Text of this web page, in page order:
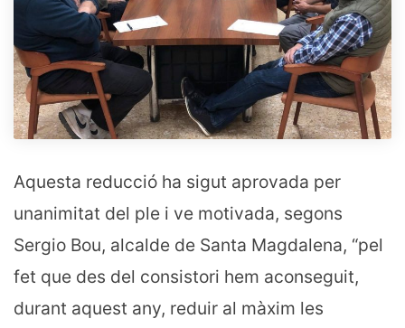
Aquesta reducció ha sigut aprovada per
unanimitat del ple i ve motivada, segons
Sergio Bou, alcalde de Santa Magdalena, “pel
fet que des del consistori hem aconseguit,
durant aquest any, reduir al màxim les